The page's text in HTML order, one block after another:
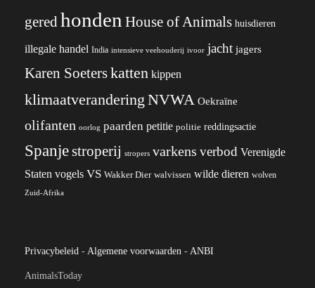
geredhonden House of Animals huisdieren
illegale handel India intensieve veehouderij ivoor jacht jagers
Karen Soeterskatten kippen
klimaatverandering NVWA Oekraïne
olifanten oorlog paarden petitie politie reddingsactie
Spanjestroperij stropers varkens verbod Verenigde
Staten vogels VS Wakker Dier walvissen wilde dieren wolven
Zuid-Afrika
Privacybeleid - Algemene voorwaarden - ANBI
AnimalsToday